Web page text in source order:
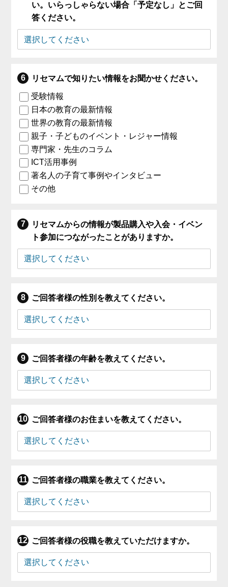
い。いらっしゃらない場合「予定なし」とご回
答ください。
リセマムで知りたい情報をお聞かせください。
受験情報
日本の教育の最新情報
世界の教育の最新情報
親子・子どものイベント・レジャー情報
専門家・先生のコラム
ICT活用事例
著名人の子育て事例やインタビュー
その他
リセマムからの情報が製品購入や入会・イベン
ト参加につながったことがありますか。
ご回答者様の性別を教えてください。
ご回答者様の年齢を教えてください。
ご回答者様のお住まいを教えてください。
ご回答者様の職業を教えてください。
ご回答者様の役職を教えていただけますか。